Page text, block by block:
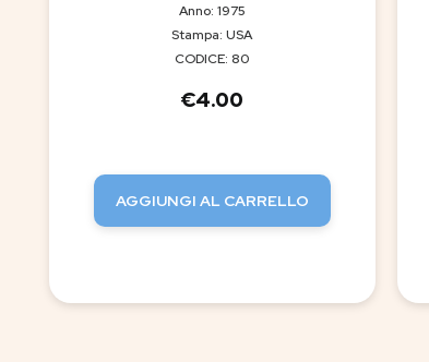
Anno: 1975
Stampa: USA
CODICE: 80
€4.00
AGGIUNGI AL CARRELLO